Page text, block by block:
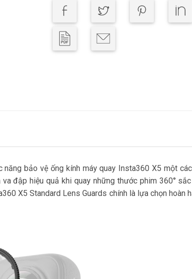
bảo vệ ống kính máy quay Insta360 X5 một
đập hiệu quả khi quay những thước phim 360°
X5 Standard Lens Guards chính là lựa chọn hoàn